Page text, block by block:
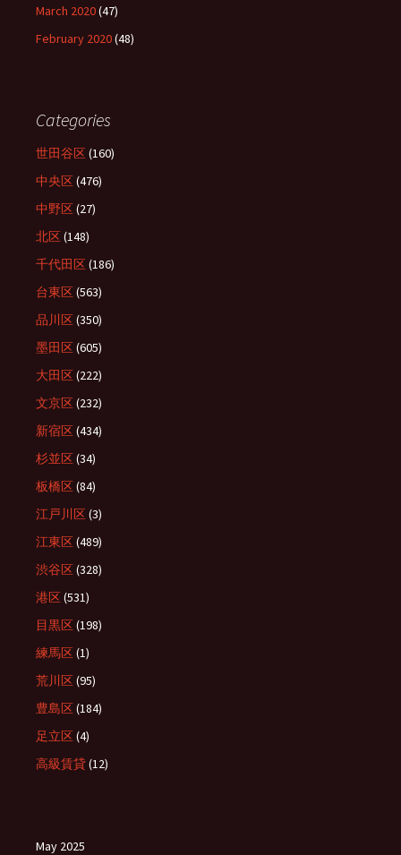
March 2020(47)
February 2020(48)
Categories
世田谷区(160)
中央区(476)
中野区(27)
北区(148)
千代田区(186)
台東区(563)
品川区(350)
墨田区(605)
大田区(222)
文京区(232)
新宿区(434)
杉並区(34)
板橋区(84)
江戸川区(3)
江東区(489)
渋谷区(328)
港区(531)
目黒区(198)
練馬区(1)
荒川区(95)
豊島区(184)
足立区(4)
高級賃貸(12)
May 2025